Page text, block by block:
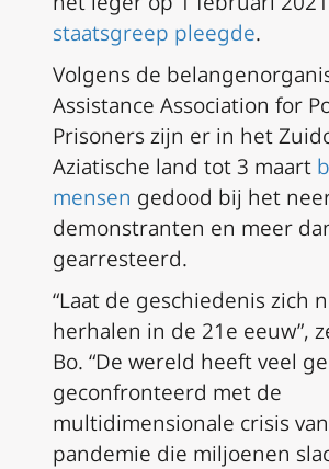
staatsgreep pleegde.
Volgens de
Assistance Association for
Prisoners zijn er in het
Aziatische land tot 3 maart
mensen gedood bij het
demonstranten en meer
gearresteerd.
“Laat de geschiedenis zich
herhalen in de 21e eeuw”,
Bo. “De wereld heeft veel
geconfronteerd met de
multidimensionale crisis
pandemie die miljoenen